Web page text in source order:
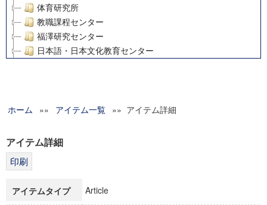
体育研究所
教職課程センター
福澤研究センター
日本語・日本文化教育センター
グローバルリサーチインスティテュート
科学研究費補助金研究成果報告書
博士課程教育リーディングプログラム「超成熟社会発展のサ
ホーム »» アイテム一覧 »» アイテム詳細
アイテム詳細
アイテムタイプ Article